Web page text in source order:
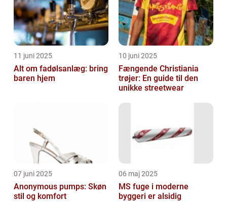
11 juni 2025
Alt om fadølsanlæg: bring
baren hjem
10 juni 2025
Fængende Christiania
trøjer: En guide til den
unikke streetwear
07 juni 2025
Anonymous pumps: Skøn
stil og komfort
06 maj 2025
MS fuge i moderne
byggeri er alsidig